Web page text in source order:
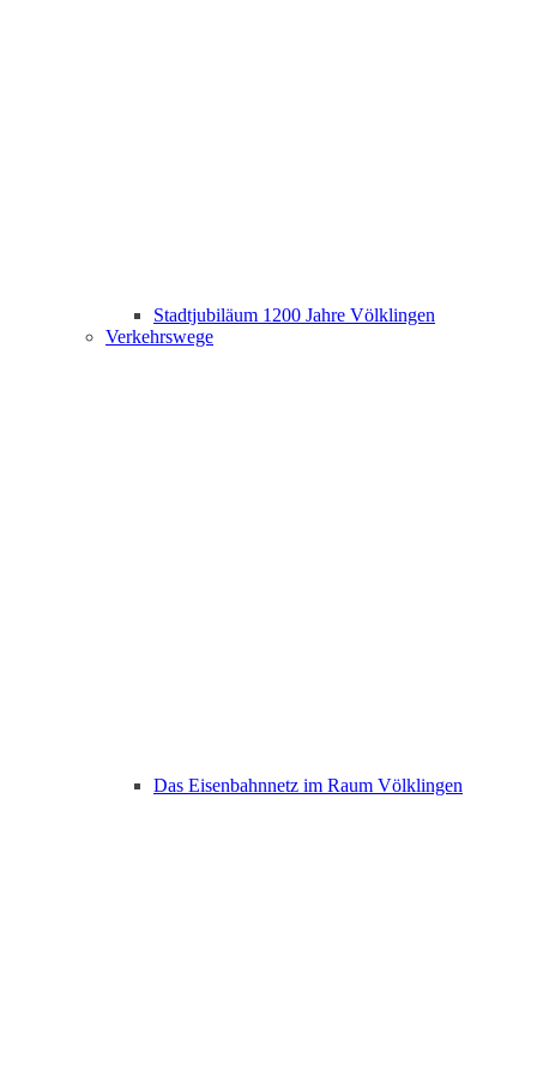
Stadtjubiläum 1200 Jahre Völklingen
Verkehrswege
Das Eisenbahnnetz im Raum Völklingen